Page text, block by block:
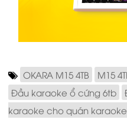
OKARA M15 4TB M15
Đầu karaoke ổ cứng 6tb
karaoke cho quán karaoke